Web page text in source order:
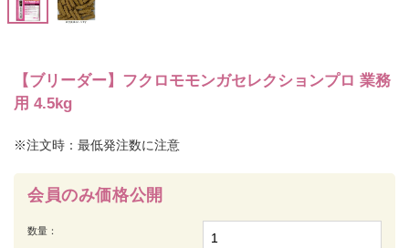
【ブリーダー】フクロモモンガセレクションプロ 業務
用 4.5kg
会員のみ価格公開
数量：
※注文時：最低発注数に注意